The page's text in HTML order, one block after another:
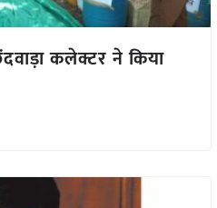
कलेक्टर ने किया